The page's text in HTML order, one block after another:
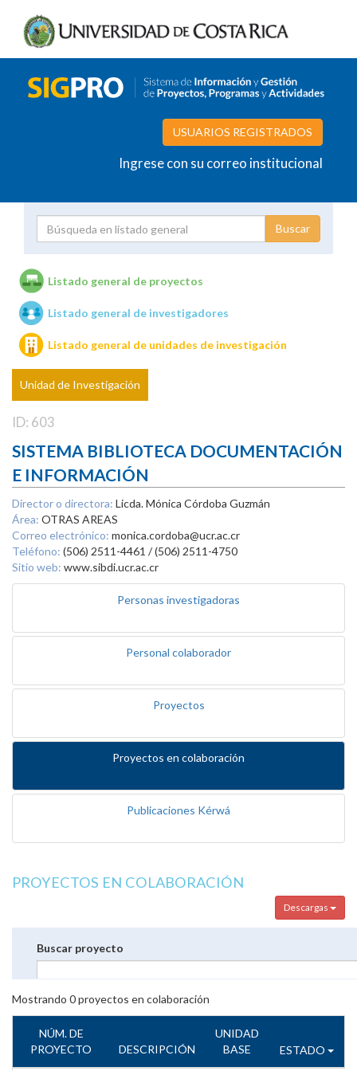
USUARIOS REGISTRADOS
Ingrese con su correo institucional
Unidades de investigación
Listado general de proyectos
Listado general de investigadores
Listado general de unidades de investigación
Unidad de Investigación
ID: 603
SISTEMA BIBLIOTECA DOCUMENTACIÓN
E INFORMACIÓN
Director o directora: Licda. Mónica Córdoba Guzmán
Área: OTRAS AREAS
Correo electrónico: monica.cordoba@ucr.ac.cr
Teléfono: (506) 2511-4461 / (506) 2511-4750
Sitio web: www.sibdi.ucr.ac.cr
Personas investigadoras
Personal colaborador
Proyectos
Proyectos en colaboración
Publicaciones Kérwá
PROYECTOS EN COLABORACIÓN
Descargas
Buscar proyecto
Mostrando 0proyectos en colaboración
NÚM. DE
PROYECTO
DESCRIPCIÓN
UNIDAD
BASE
ESTADO